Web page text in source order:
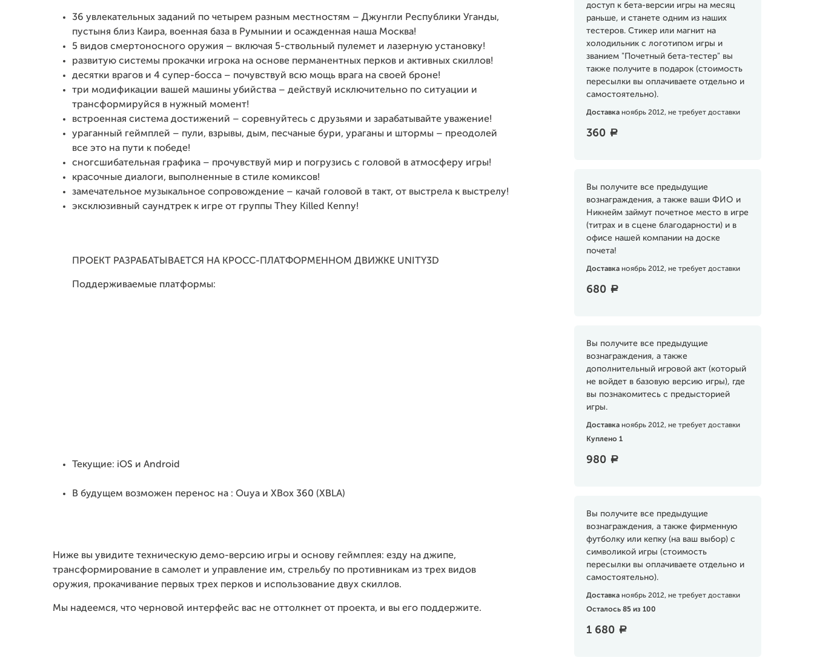
доступ к бета-версии игры на месяц
раньше, и станете одним из наших
тестеров. Стикер или магнит на
холодильник с логотипом игры и
званием "Почетный бета-тестер" вы
также получите в подарок (стоимость
пересылки вы оплачиваете отдельно и
самостоятельно).
Доставка ноябрь 2012, не требует доставки
360 a
Вы получите все предыдущие
вознаграждения, а также ваши ФИО и
Никнейм займут почетное место в игре
(титрах и в сцене благодарности) и в
офисе нашей компании на доске
почета!
Доставка ноябрь 2012, не требует доставки
680 a
Вы получите все предыдущие
вознаграждения, а также
дополнительный игровой акт (который
не войдет в базовую версию игры), где
вы познакомитесь с предысторией
игры.
Доставка ноябрь 2012, не требует доставки
Куплено 1
980 a
Вы получите все предыдущие
вознаграждения, а также фирменную
футболку или кепку (на ваш выбор) с
символикой игры (стоимость
пересылки вы оплачиваете отдельно и
самостоятельно).
Доставка ноябрь 2012, не требует доставки
Осталось 85 из 100
1 680 a
36 увлекательных заданий по четырем разным местностям – Джунгли Республики Уганды,
пустыня близ Каира, военная база в Румынии и осажденная наша Москва!
5 видов смертоносного оружия – включая 5-ствольный пулемет и лазерную установку!
развитую системы прокачки игрока на основе перманентных перков и активных скиллов!
десятки врагов и 4 супер-босса – почувствуй всю мощь врага на своей броне!
три модификации вашей машины убийства – действуй исключительно по ситуации и
трансформируйся в нужный момент!
встроенная система достижений – соревнуйтесь с друзьями и зарабатывайте уважение!
ураганный геймплей – пули, взрывы, дым, песчаные бури, ураганы и штормы – преодолей
все это на пути к победе!
сногсшибательная графика – прочувствуй мир и погрузись с головой в атмосферу игры!
красочные диалоги, выполненные в стиле комиксов!
замечательное музыкальное сопровождение – качай головой в такт, от выстрела к выстрелу!
эксклюзивный саундтрек к игре от группы They Killed Kenny!
ПРОЕКТ РАЗРАБАТЫВАЕТСЯ НА КРОСС-ПЛАТФОРМЕННОМ ДВИЖКЕ UNITY3D
Поддерживаемые платформы:
Текущие: iOS и Android
В будущем возможен перенос на : Ouya и XBox 360 (XBLA)
Ниже вы увидите техническую демо-версию игры и основу геймплея: езду на джипе,
трансформирование в самолет и управление им, стрельбу по противникам из трех видов
оружия, прокачивание первых трех перков и использование двух скиллов.
Мы надеемся, что черновой интерфейс вас не оттолкнет от проекта, и вы его поддержите.